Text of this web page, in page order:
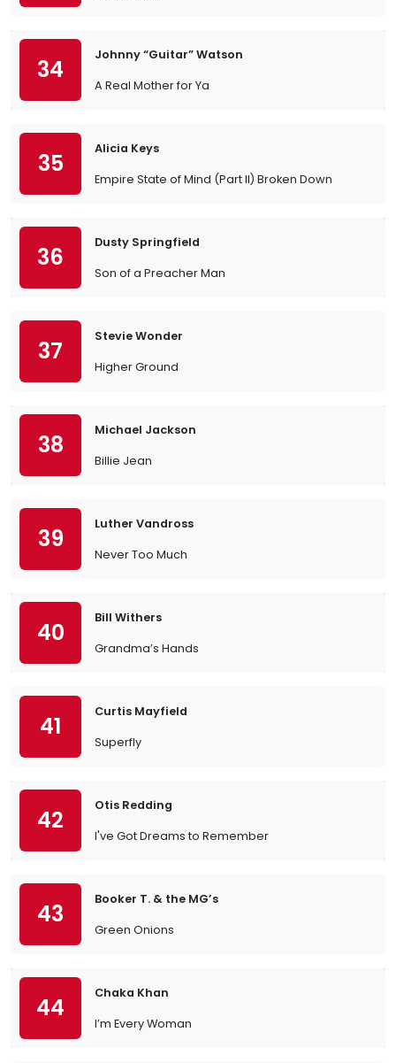
34
Johnny “Guitar” Watson
A Real Mother for Ya
35
Alicia Keys
Empire State of Mind (Part II) Broken Down
36
Dusty Springfield
Son of a Preacher Man
37
Stevie Wonder
Higher Ground
38
Michael Jackson
Billie Jean
39
Luther Vandross
Never Too Much
40
Bill Withers
Grandma’s Hands
41
Curtis Mayfield
Superfly
42
Otis Redding
I've Got Dreams to Remember
43
Booker T. & the MG’s
Green Onions
44
Chaka Khan
I’m Every Woman